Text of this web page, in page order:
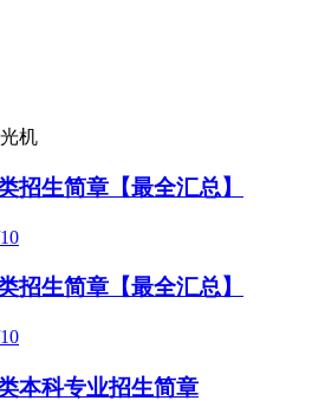
机
招生简章【最全汇总】
招生简章【最全汇总】
本科专业招生简章